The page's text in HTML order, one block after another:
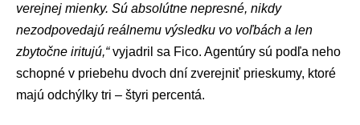
verejnej mienky. Sú absolútne nepresné, nikdy
nezodpovedajú reálnemu výsledku vo voľbách a len
zbytočne iritujú,“vyjadril sa Fico. Agentúry sú podľa neho
schopné v priebehu dvoch dní zverejniť prieskumy, ktoré
majú odchýlky tri – štyri percentá.